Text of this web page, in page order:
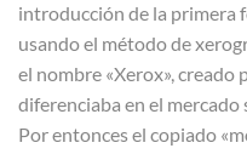
introducción de la primera
usando el método de
el nombre «Xerox»,
diferenciaba en el mercado
Por entonces el copiado